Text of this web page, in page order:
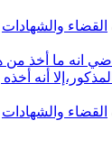
القضاء والشهادات
أنه
القضاء والشهادات